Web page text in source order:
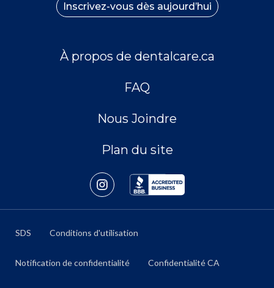
Inscrivez-vous dès aujourd’hui
À propos de dentalcare.ca
FAQ
Nous Joindre
Plan du site
SDS Conditions d'utilisation
Notification de confidentialité Confidentialité CA